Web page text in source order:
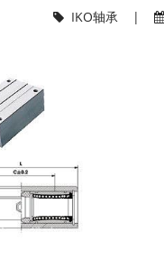
IKO轴承|